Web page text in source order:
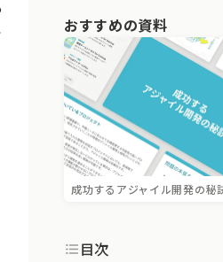
おすすめの資料
成功するアジャイル開発の秘
目次